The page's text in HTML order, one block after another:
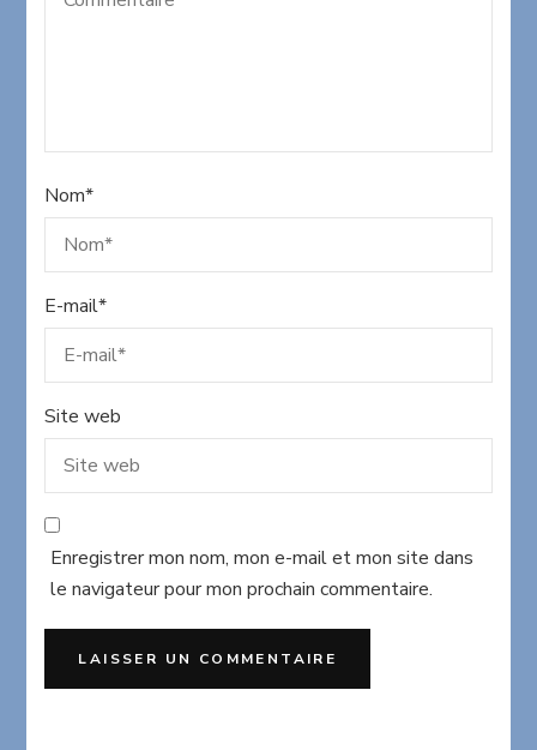
Nom*
E-mail*
Site web
Enregistrer mon nom, mon e-mail et mon site dans
le navigateur pour mon prochain commentaire.